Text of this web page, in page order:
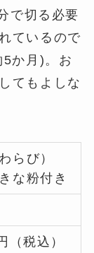
で切る必要
ているので
5か月)。お
てもよしな
らび）
な粉付き
（税込）